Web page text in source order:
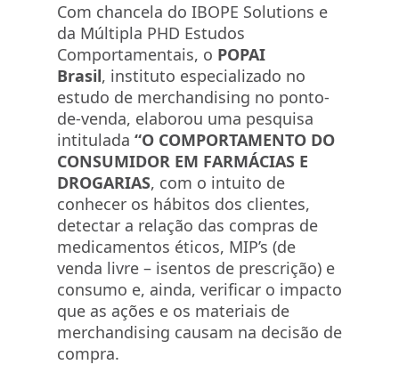
Com chancela do IBOPE Solutions e
da Múltipla PHD Estudos
Comportamentais, o POPAI
Brasil, instituto especializado no
estudo de merchandising no ponto-
de-venda, elaborou uma pesquisa
intitulada “O COMPORTAMENTO DO
CONSUMIDOR EM FARMÁCIAS E
DROGARIAS, com o intuito de
conhecer os hábitos dos clientes,
detectar a relação das compras de
medicamentos éticos, MIP’s (de
venda livre – isentos de prescrição) e
consumo e, ainda, verificar o impacto
que as ações e os materiais de
merchandising causam na decisão de
compra.